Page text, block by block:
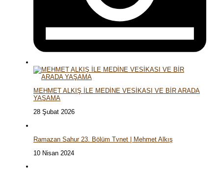
MEHMET ALKIŞ İLE MEDİNE VESİKASI VE BİR ARADA
YAŞAMA
28 Şubat 2026
Ramazan Sahur 23. Bölüm Tvnet | Mehmet Alkış
10 Nisan 2024